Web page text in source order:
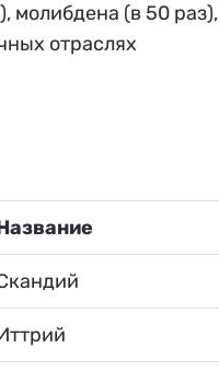
молибдена (в 50 раз),
отраслях